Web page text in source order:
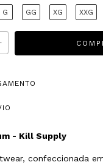
G GG XG XXG
- Kill Supply
confeccionada